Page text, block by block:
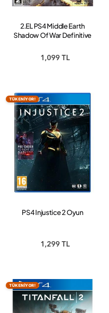
2.EL PS4 Middle Earth
Shadow Of War Definitive
1,099 TL
TÜKENİYOR!
PS4 Injustice 2 Oyun
1,299 TL
TÜKENİYOR!